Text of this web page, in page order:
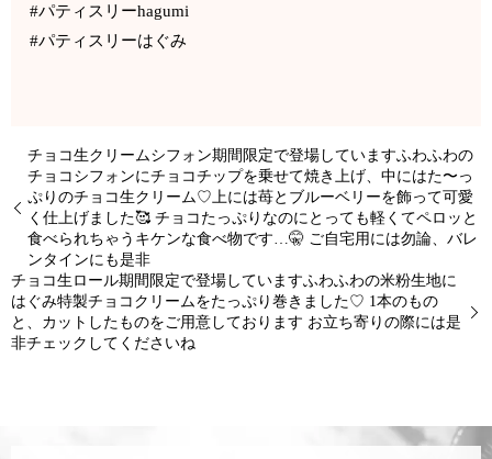
#パティスリーhagumi
#パティスリーはぐみ
チョコ生クリームシフォン期間限定で登場していますふわふわの
チョコシフォンにチョコチップを乗せて焼き上げ、中にはた〜っ
ぷりのチョコ生クリーム♡上には苺とブルーベリーを飾って可愛
く仕上げました🥰 チョコたっぷりなのにとっても軽くてペロッと
食べられちゃうキケンな食べ物です…🤫 ご自宅用には勿論、バレ
ンタインにも是非
チョコ生ロール期間限定で登場していますふわふわの米粉生地に
はぐみ特製チョコクリームをたっぷり巻きました♡ 1本のもの
と、カットしたものをご用意しております お立ち寄りの際には是
非チェックしてくださいね